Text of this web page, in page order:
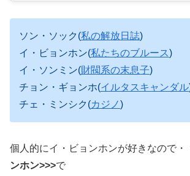
ソン・ソック(私の解放日誌)
イ・ビョンホン(私たちのブルース)
イ・ソンミン(財閥系の末息子)
チョン・ギョンホ(イルタスキャンダル
チェ・ミンシク(カジノ)
個人的にイ・ビョンホンが好きなので・
ンホン>>>で